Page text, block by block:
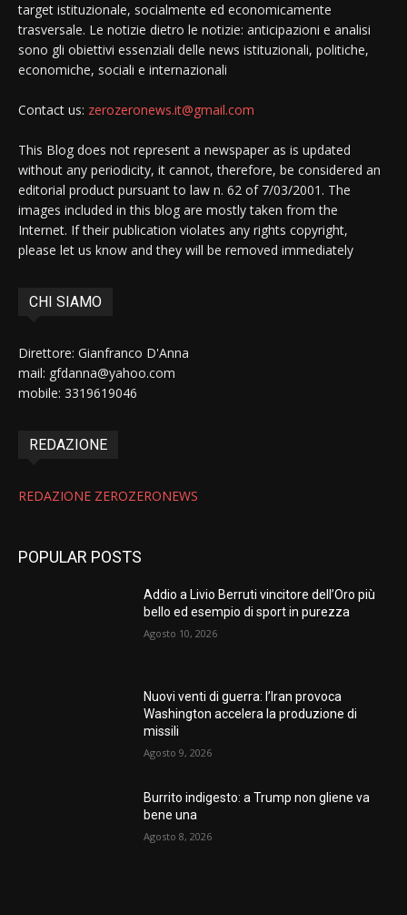
target istituzionale, socialmente ed economicamente
trasversale. Le notizie dietro le notizie: anticipazioni e analisi
sono gli obiettivi essenziali delle news istituzionali, politiche,
economiche, sociali e internazionali
Contact us: zerozeronews.it@gmail.com
This Blog does not represent a newspaper as is updated
without any periodicity, it cannot, therefore, be considered an
editorial product pursuant to law n. 62 of 7/03/2001. The
images included in this blog are mostly taken from the
Internet. If their publication violates any rights copyright,
please let us know and they will be removed immediately
CHI SIAMO
Direttore: Gianfranco D'Anna
mail: gfdanna@yahoo.com
mobile: 3319619046
REDAZIONE
REDAZIONE ZEROZERONEWS
POPULAR POSTS
Addio a Livio Berruti vincitore dell’Oro più
bello ed esempio di sport in purezza
Agosto 10, 2026
Nuovi venti di guerra: l’Iran provoca
Washington accelera la produzione di
missili
Agosto 9, 2026
Burrito indigesto: a Trump non gliene va
bene una
Agosto 8, 2026